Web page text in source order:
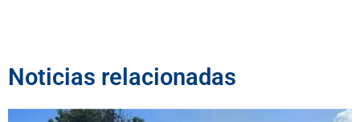
Noticias relacionadas